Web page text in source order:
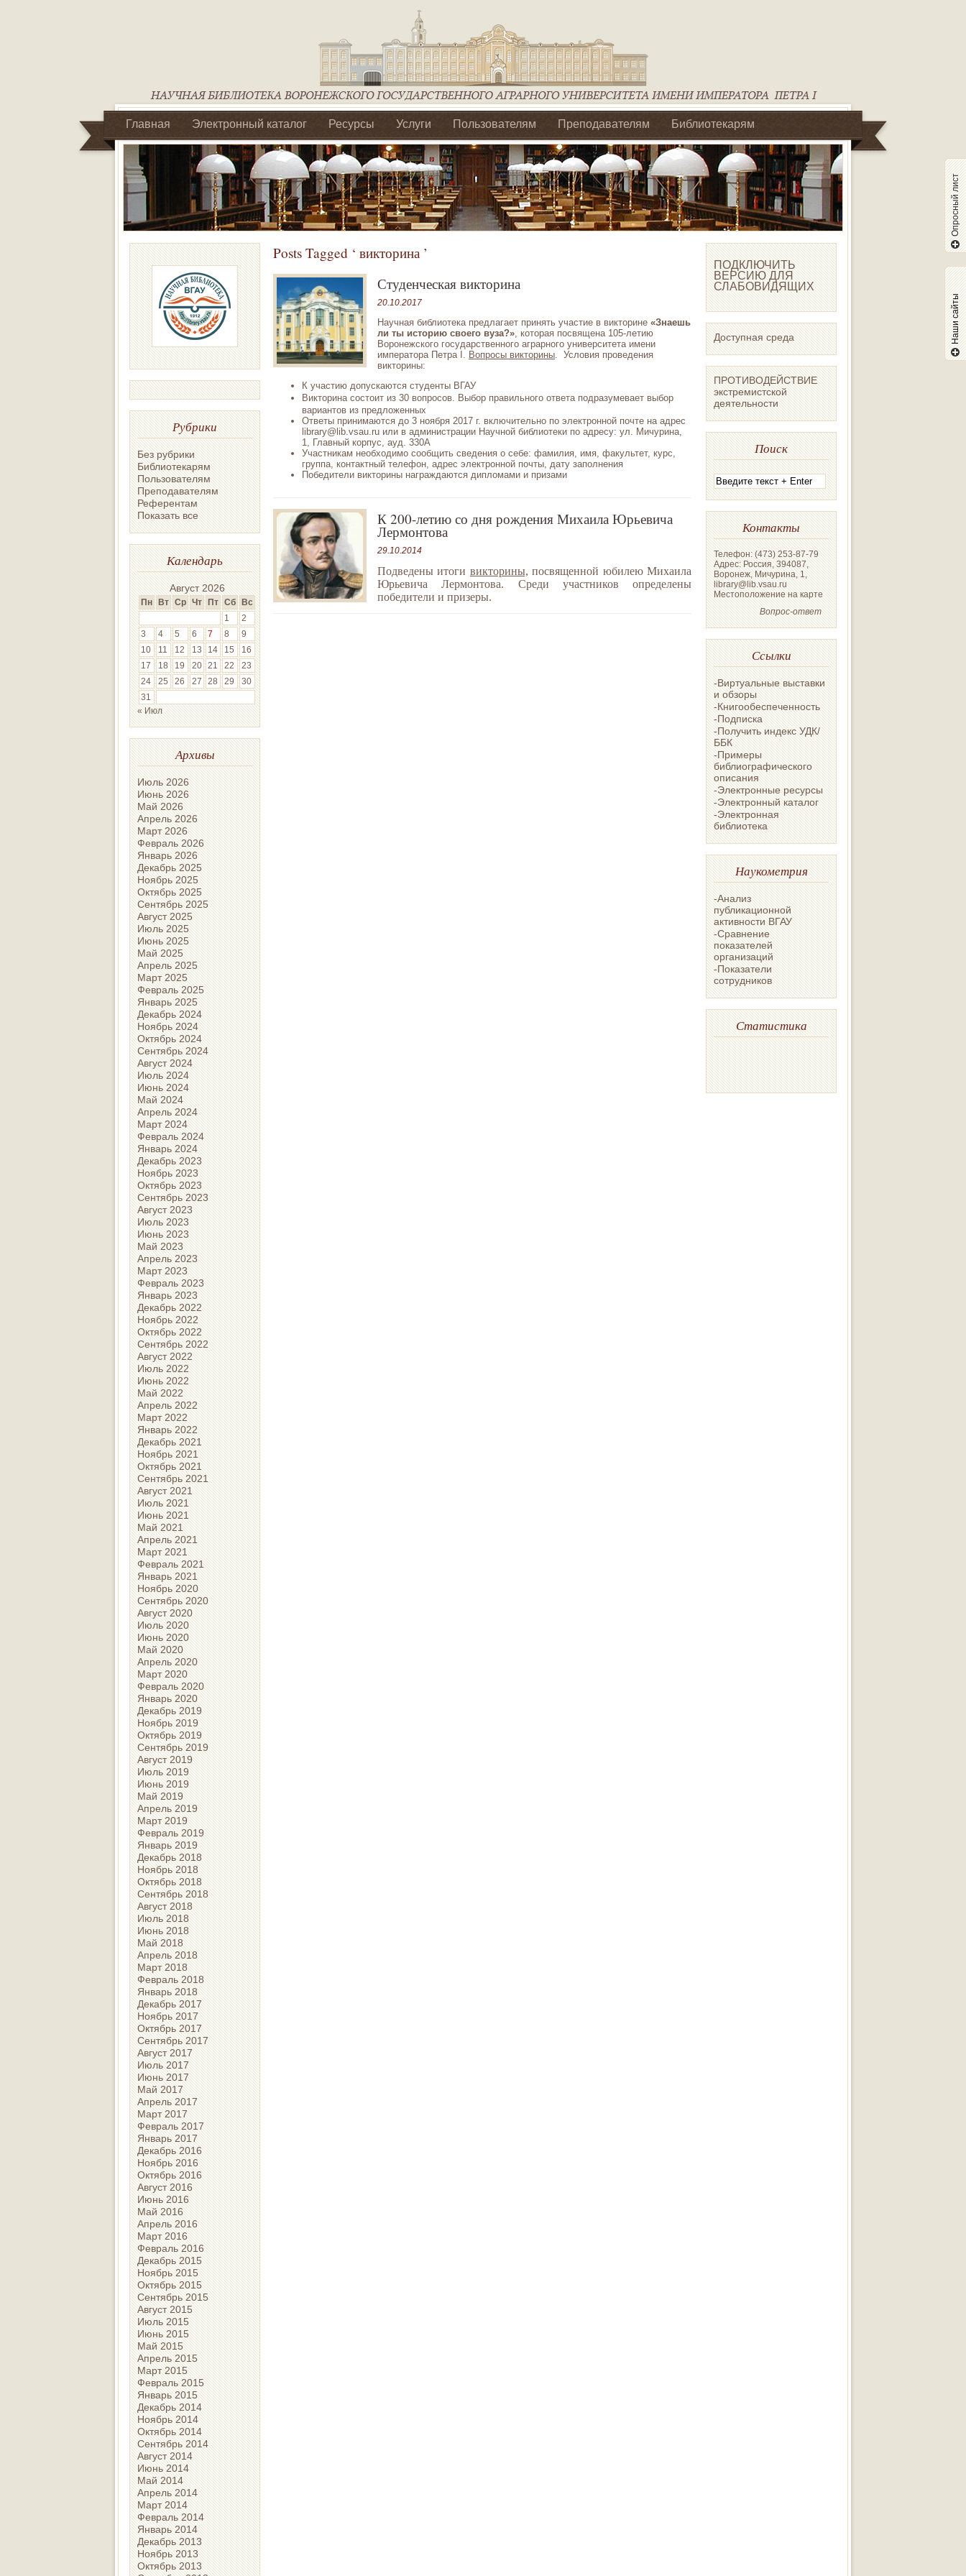
Главная Электронный каталог Ресурсы Услуги Пользователям Преподавателям Библиотекарям
Библиотеки регионального отделения Ассоциации Агрообразование по ЦФО
Рубрики
Без рубрики
Библиотекарям
Пользователям
Преподавателям
Референтам
Показать все
Календарь
Август 2026
Пн Вт Ср Чт Пт Сб Вс
1
2
3
4 5 6 7 8
9
10
11 12 13 14 15
16
17
18 19 20 21 22
23
24
25 26 27 28 29
30
31
« Июл
Архивы
Июль 2026
Июнь 2026
Май 2026
Апрель 2026
Март 2026
Февраль 2026
Январь 2026
Декабрь 2025
Ноябрь 2025
Октябрь 2025
Сентябрь 2025
Август 2025
Июль 2025
Июнь 2025
Май 2025
Апрель 2025
Март 2025
Февраль 2025
Январь 2025
Декабрь 2024
Ноябрь 2024
Октябрь 2024
Сентябрь 2024
Август 2024
Июль 2024
Июнь 2024
Май 2024
Апрель 2024
Март 2024
Февраль 2024
Январь 2024
Декабрь 2023
Ноябрь 2023
Октябрь 2023
Сентябрь 2023
Август 2023
Июль 2023
Июнь 2023
Май 2023
Апрель 2023
Март 2023
Февраль 2023
Январь 2023
Декабрь 2022
Ноябрь 2022
Октябрь 2022
Сентябрь 2022
Август 2022
Июль 2022
Июнь 2022
Май 2022
Апрель 2022
Март 2022
Январь 2022
Декабрь 2021
Ноябрь 2021
Октябрь 2021
Сентябрь 2021
Август 2021
Июль 2021
Июнь 2021
Май 2021
Апрель 2021
Март 2021
Февраль 2021
Январь 2021
Ноябрь 2020
Сентябрь 2020
Август 2020
Июль 2020
Июнь 2020
Май 2020
Апрель 2020
Март 2020
Февраль 2020
Январь 2020
Декабрь 2019
Ноябрь 2019
Октябрь 2019
Сентябрь 2019
Август 2019
Июль 2019
Июнь 2019
Май 2019
Апрель 2019
Март 2019
Февраль 2019
Январь 2019
Декабрь 2018
Ноябрь 2018
Октябрь 2018
Сентябрь 2018
Август 2018
Июль 2018
Июнь 2018
Май 2018
Апрель 2018
Март 2018
Февраль 2018
Январь 2018
Декабрь 2017
Ноябрь 2017
Октябрь 2017
Сентябрь 2017
Август 2017
Июль 2017
Июнь 2017
Май 2017
Апрель 2017
Март 2017
Февраль 2017
Январь 2017
Декабрь 2016
Ноябрь 2016
Октябрь 2016
Август 2016
Июнь 2016
Май 2016
Апрель 2016
Март 2016
Февраль 2016
Декабрь 2015
Ноябрь 2015
Октябрь 2015
Сентябрь 2015
Август 2015
Июль 2015
Июнь 2015
Май 2015
Апрель 2015
Март 2015
Февраль 2015
Январь 2015
Декабрь 2014
Ноябрь 2014
Октябрь 2014
Сентябрь 2014
Август 2014
Июнь 2014
Май 2014
Апрель 2014
Март 2014
Февраль 2014
Январь 2014
Декабрь 2013
Ноябрь 2013
Октябрь 2013
Posts Tagged ‘ викторина ’
Студенческая викторина
20.10.2017
Научная библиотека предлагает принять участие в викторине «Знаешь
ли ты историю своего вуза?», которая посвящена 105-летию
Воронежского государственного аграрного университета имени
императора Петра I. Вопросы викторины. Условия проведения
викторины:
К участию допускаются студенты ВГАУ
Викторина состоит из 30 вопросов. Выбор правильного ответа подразумевает выбор
вариантов из предложенных
Ответы принимаются до 3 ноября 2017 г. включительно по электронной почте на адрес
library@lib.vsau.ru или в администрации Научной библиотеки по адресу: ул. Мичурина,
1, Главный корпус, ауд. 330А
Участникам необходимо сообщить сведения о себе: фамилия, имя, факультет, курс,
группа, контактный телефон, адрес электронной почты, дату заполнения
Победители викторины награждаются дипломами и призами
К 200-летию со дня рождения Михаила Юрьевича
Лермонтова
29.10.2014
Подведены итоги викторины, посвященной юбилею Михаила
Юрьевича Лермонтова. Среди участников определены
победители и призеры.
ПОДКЛЮЧИТЬ
ВЕРСИЮ ДЛЯ
СЛАБОВИДЯЩИХ
Доступная среда
ПРОТИВОДЕЙСТВИЕ
экстремистской
деятельности
Поиск
Контакты
Телефон: (473) 253-87-79
Адрес: Россия, 394087,
Воронеж, Мичурина, 1,
library@lib.vsau.ru
Местоположение на карте
Вопрос-ответ
Ссылки
-Виртуальные выставки
и обзоры
-Книгообеспеченность
-Подписка
-Получить индекс УДК/
ББК
-Примеры
библиографического
описания
-Электронные ресурсы
-Электронный каталог
-Электронная
библиотека
Наукометрия
-Анализ
публикационной
активности ВГАУ
-Сравнение
показателей
организаций
-Показатели
сотрудников
Статистика
Опросный лист
Наши сайты